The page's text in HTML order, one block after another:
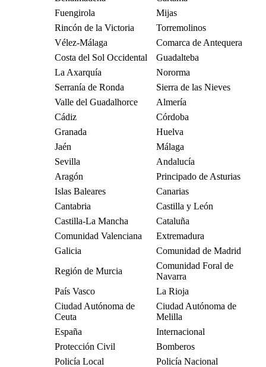
Fuengirola
Mijas
Rincón de la Victoria
Torremolinos
Vélez-Málaga
Comarca de Antequera
Costa del Sol Occidental
Guadalteba
La Axarquía
Nororma
Serranía de Ronda
Sierra de las Nieves
Valle del Guadalhorce
Almería
Cádiz
Córdoba
Granada
Huelva
Jaén
Málaga
Sevilla
Andalucía
Aragón
Principado de Asturias
Islas Baleares
Canarias
Cantabria
Castilla y León
Castilla-La Mancha
Cataluña
Comunidad Valenciana
Extremadura
Galicia
Comunidad de Madrid
Región de Murcia
Comunidad Foral de
Navarra
País Vasco
La Rioja
Ciudad Autónoma de
Ceuta
Ciudad Autónoma de
Melilla
España
Internacional
Protección Civil
Bomberos
Policía Local
Policía Nacional